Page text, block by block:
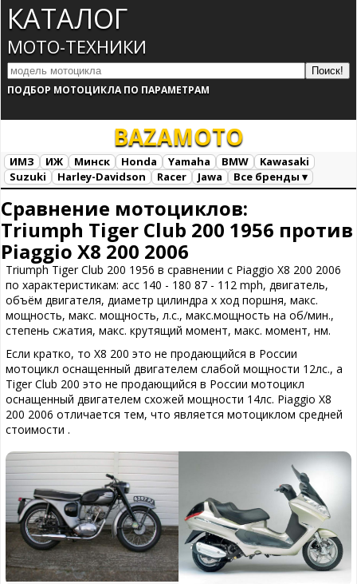
КАТАЛОГ
МОТО-ТЕХНИКИ
ПОДБОР МОТОЦИКЛА ПО ПАРАМЕТРАМ
BAZAMOTO
ИМЗ ИЖ Минск Honda Yamaha BMW
Kawasaki
Suzuki
Harley-Davidson Racer Jawa
Все бренды ▾
Сравнение мотоциклов:
Triumph Tiger Club 200 1956 против
Piaggio X8 200 2006
Triumph Tiger Club 200 1956 в сравнении с Piaggio X8 200 2006
по характеристикам: acc 140 - 180 87 - 112 mph, двигатель,
объём двигателя, диаметр цилиндра х ход поршня, макс.
мощность, макс. мощность, л.с., макс.мощность на об/мин.,
степень сжатия, макс. крутящий момент, макс. момент, нм.
Если кратко, то X8 200 это не продающийся в России
мотоцикл оснащенный двигателем слабой мощности 12лс., а
Tiger Club 200 это не продающийся в России мотоцикл
оснащенный двигателем схожей мощности 14лс. Piaggio X8
200 2006 отличается тем, что является мотоциклом средней
стоимости .